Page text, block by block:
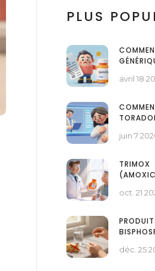
PLUS
GUIDE
avril 18
juin 7
TRIMOX
LES
oct. 21
déc. 25